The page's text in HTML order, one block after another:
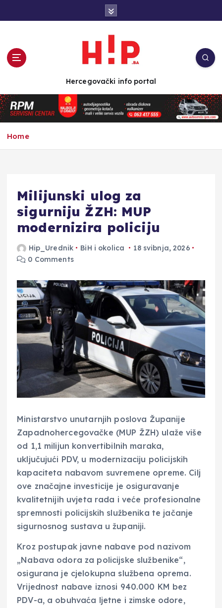
n
t
e
Hercegovački info portal
Home
Milijunski ulog za
sigurniju ŽZH: MUP
modernizira policiju
Hip_Urednik BiH i okolica
18 svibnja, 2026
0 Comments
Ministarstvo unutarnjih poslova Županije
Zapadnohercegovačke (MUP ŽZH) ulaže više
od 1,1 milijun konvertibilnih maraka,
uključujući PDV, u modernizaciju policijskih
kapaciteta nabavom suvremene opreme. Cilj
ove značajne investicije je osiguravanje
kvalitetnijih uvjeta rada i veće profesionalne
spremnosti policijskih službenika te jačanje
sigurnosnog sustava u županiji.
Kroz postupak javne nabave pod nazivom
„Nabava odora za policijske službenike“,
osigurana je cjelokupna službena oprema.
Vrijednost nabave iznosi 940.000 KM bez
PDV-a, a obuhvaća ljetne i zimske odore,